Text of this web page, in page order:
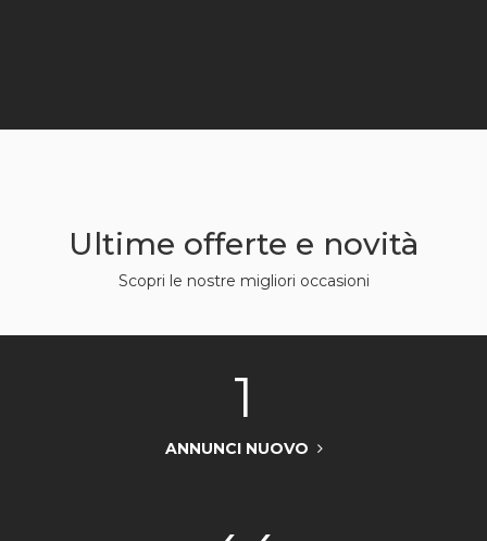
Ultime offerte e novità
Scopri le nostre migliori occasioni
1
ANNUNCI NUOVO